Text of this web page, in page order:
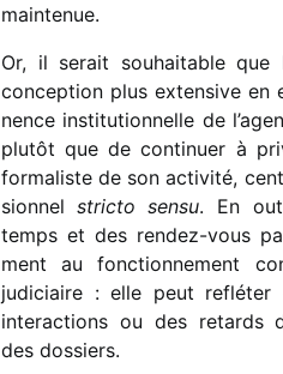
maintenue.
Or, il serait souhai­table
concep­tion plus exten­sive
nence insti­tu­tion­nelle de
plutôt que de conti­nuer à
forma­liste de son acti­vité,
sion­nel stricto sensu. En
temps et des rendez-vous
ment au fonc­tion­ne­ment
judi­ciaire : elle peut reflé­ter
inter­ac­tions ou des retards
des dossiers.